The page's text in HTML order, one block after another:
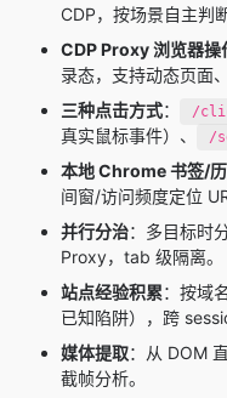
CDP，按场景自主判
CDP Proxy 浏览器操
录态，支持动态页面
三种点击方式： /
真实鼠标事件）、
/
本地 Chrome 书签/
间窗/访问频度定位
并行分治：多目标时
Proxy，tab 级隔离。
站点经验积累：按域
已知陷阱），跨
媒体提取：从 DOM
截帧分析。